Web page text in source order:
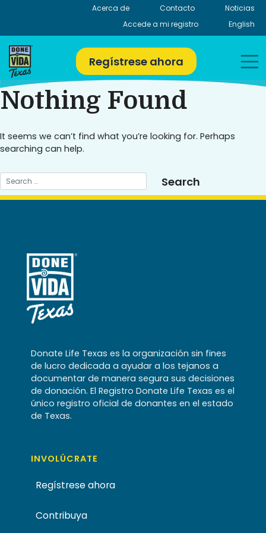
Acerca de Contacto
Noticias
Accede a mi registro
English
Regístrese ahora
Nothing Found
It seems we can’t find what you’re looking for. Perhaps
searching can help.
Donate Life Texas es la organización sin fines
de lucro dedicada a ayudar a los tejanos a
documentar de manera segura sus decisiones
de donación. El Registro Donate Life Texas es el
único registro oficial de donantes en el estado
de Texas.
INVOLÚCRATE
Regístrese ahora
Contribuya